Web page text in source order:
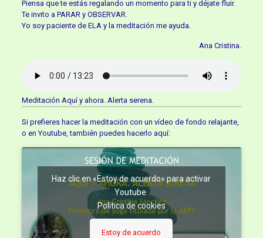
Piensa que te estás regalando un momento para ti y déjate fluir.
Te invito a PARAR y OBSERVAR.
Yo soy paciente de ELA y la meditación me ayuda.
Ana Cristina.
Meditación Aquí y ahora. Alerta serena.
Si prefieres hacer la meditación con un vídeo de fondo relajante,
o en Youtube, también puedes hacerlo aquí:
Haz clic en «Estoy de acuerdo» para activar
Youtube
Política de cookies
Estoy de acuerdo